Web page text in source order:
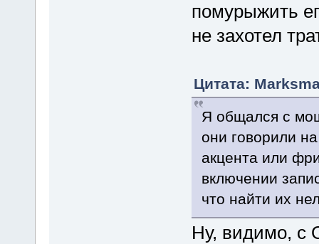
помурыжить
не захотел
Цитата:
Я общался с
они говорили
акцента или
включении
что найти их
Ну, видимо, с